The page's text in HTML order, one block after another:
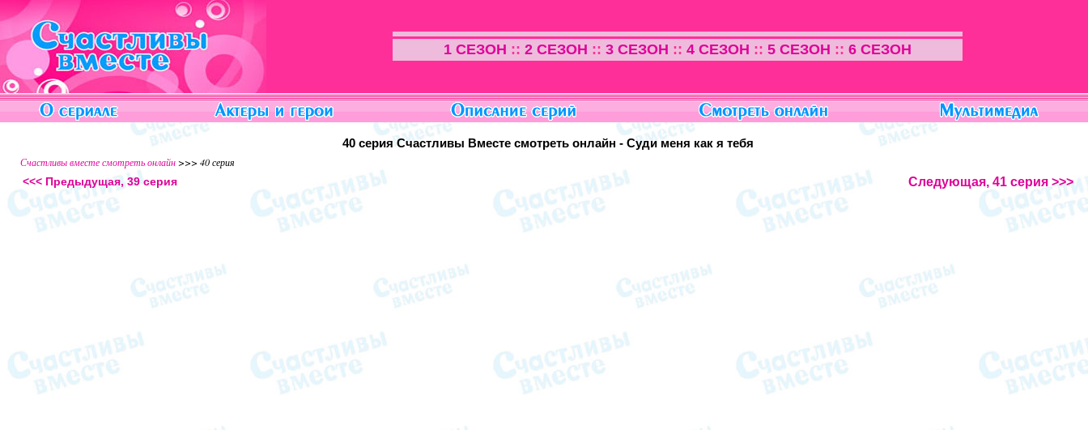
1 СЕЗОН :: 2 СЕЗОН :: 3 СЕЗОН :: 4 СЕЗОН :: 5 СЕЗОН :: 6 СЕЗОН
40 серия Счастливы Вместе смотреть онлайн - Суди меня как я тебя
Счастливы вместе смотреть онлайн>>> 40 серия
<<< Предыдущая, 39 серия
Следующая, 41 серия >>>